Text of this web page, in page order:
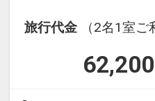
設定期間：2026年
31日
インターネットコ
17513351
旅行代金
（2名1室